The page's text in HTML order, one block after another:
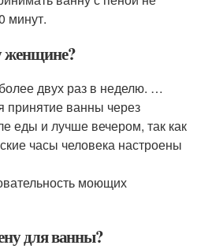
минут.
женщине?
двух раз в неделю. …
ванны через
еды и лучше вечером, так как
часы человека настроены
моющих
для ванны?